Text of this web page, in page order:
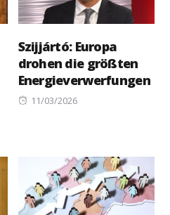
Szijjártó: Europa
drohen die größten
Energieverwerfungen
Posted
11/03/2026